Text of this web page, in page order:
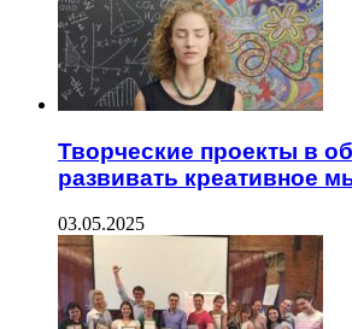
Творческие проекты в
развивать креативное
03.05.2025